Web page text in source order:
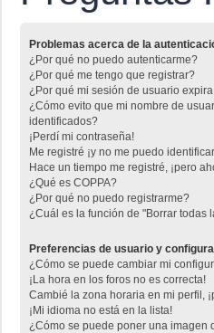
Problemas acerca de la
¿Por qué no puedo autenticarme?
¿Por qué me tengo que registrar?
¿Por qué mi sesión de usuario
¿Cómo evito que mi nombre de
identificados?
¡Perdí mi contraseña!
Me registré ¡y no me puedo
Hace un tiempo me registré, ¡pero
¿Qué es COPPA?
¿Por qué no puedo registrarme?
¿Cuál es la función de "Borrar todas
Preferencias de usuario y
¿Cómo se puede cambiar mi
¡La hora en los foros no es correcta!
Cambié la zona horaria en mi perfil,
¡Mi idioma no está en la lista!
¿Cómo se puede poner una imagen